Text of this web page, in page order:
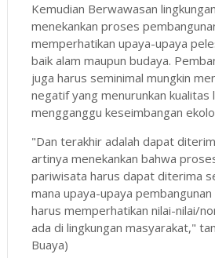
Kemudian Berwawasan
menekankan proses
memperhatikan upaya-upaya
baik alam maupun budaya.
juga harus seminimal mungkin
negatif yang menurunkan kualitas
mengganggu keseimbangan
"Dan terakhir adalah dapat
artinya menekankan bahwa
pariwisata harus dapat diterima
mana upaya-upaya pembangunan
harus memperhatikan nilai-nilai/
ada di lingkungan masyarakat,"
Buaya)